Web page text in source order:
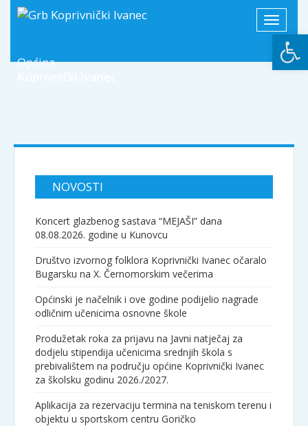
Toggle
Općina
NOVOSTI
Koncert glazbenog sastava “MEJAŠI” dana
08.08.2026. godine u Kunovcu
Društvo izvornog folklora Koprivnički Ivanec očaralo
Bugarsku na X. Černomorskim večerima
Općinski je načelnik i ove godine podijelio nagrade
odličnim učenicima osnovne škole
Produžetak roka za prijavu na Javni natječaj za
dodjelu stipendija učenicima srednjih škola s
prebivalištem na području općine Koprivnički Ivanec
za školsku godinu 2026./2027.
Aplikacija za rezervaciju termina na teniskom terenu i
objektu u sportskom centru Goričko